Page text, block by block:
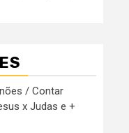
/ Contar
x Judas e +